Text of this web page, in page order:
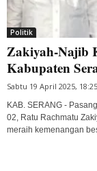
Politik
Zakiyah-Najib
Kabupaten
Sabtu 19 April 2025,
KAB. SERANG -
02, Ratu Rachmatu
meraih kemenangan